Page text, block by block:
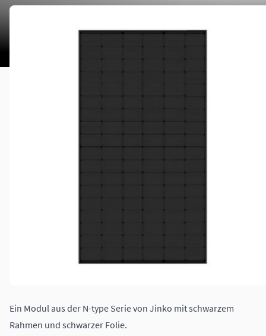
Ein Modul aus der N-type Serie von Jinko mit schwarzem
Rahmen und schwarzer Folie.